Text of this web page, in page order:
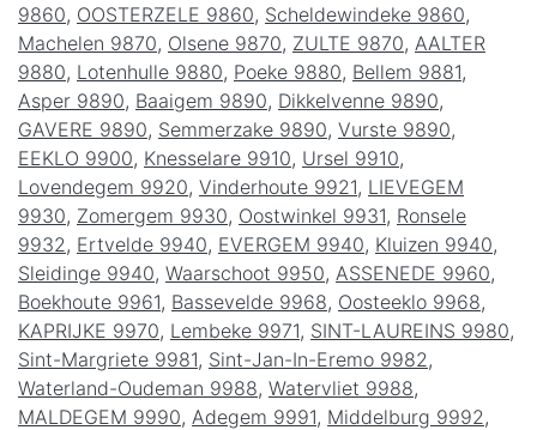
9860, OOSTERZELE 9860, Scheldewindeke 9860,
Machelen 9870, Olsene 9870, ZULTE 9870, AALTER
9880, Lotenhulle 9880, Poeke 9880, Bellem 9881,
Asper 9890, Baaigem 9890, Dikkelvenne 9890,
GAVERE 9890, Semmerzake 9890, Vurste 9890,
EEKLO 9900, Knesselare 9910, Ursel 9910,
Lovendegem 9920, Vinderhoute 9921, LIEVEGEM
9930, Zomergem 9930, Oostwinkel 9931, Ronsele
9932 , Ertvelde 9940, EVERGEM 9940, Kluizen 9940,
Sleidinge 9940, Waarschoot 9950, ASSENEDE 9960,
Boekhoute 9961, Bassevelde 9968, Oosteeklo 9968,
KAPRIJKE 9970, Lembeke 9971, SINT-LAUREINS 9980,
Sint-Margriete 9981, Sint-Jan-In-Eremo 9982 ,
Waterland-Oudeman 9988, Watervliet 9988,
MALDEGEM 9990, Adegem 9991, Middelburg 9992 ,